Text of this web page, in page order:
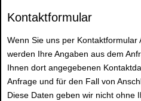
Kontaktformular
Wenn Sie uns per Kontaktformular
werden Ihre Angaben aus dem
Ihnen dort angegebenen
Anfrage und für den Fall von
Diese Daten geben wir nicht ohne